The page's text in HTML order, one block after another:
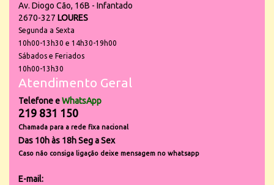
Av. Diogo Cão, 16B - Infantado
2670-327 LOURES
Segunda a Sexta
10h00-13h30 e 14h30-19h00
Sábados e Feriados
10h00-13h30
Atendimento Geral
Telefone eWhatsApp
219 831 150
Chamada para a rede fixa nacional
Das 10h às 18h Seg a Sex
Caso não consiga ligação deixe mensagem no whatsapp
E-mail: